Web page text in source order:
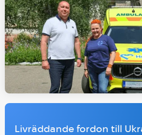
Livräddande fordon till